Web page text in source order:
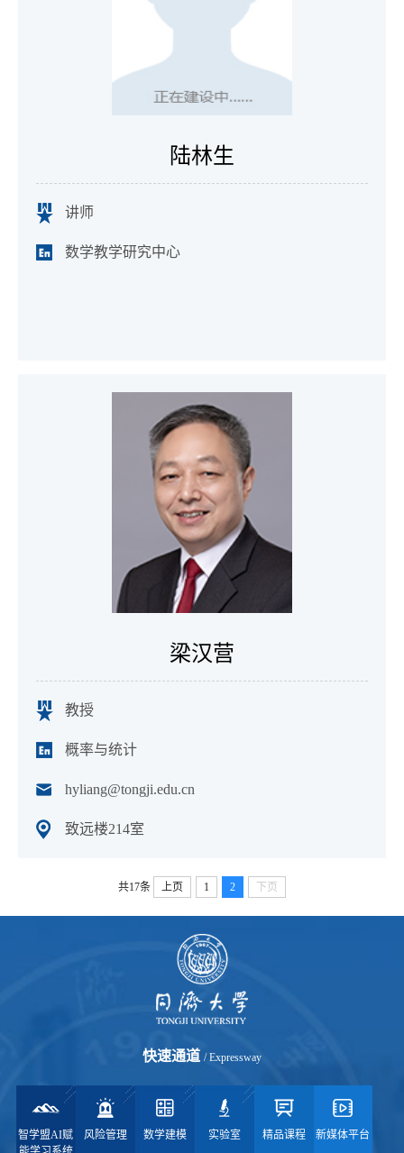
陆林生
讲师
数学教学研究中心
梁汉营
教授
概率与统计
hyliang@tongji.edu.cn
致远楼214室
共17条 上页 1 2 下页
快速通道 / Expressway
智学盟AI赋
风险管理 数学建模 实验室 精品课程 新媒体平台